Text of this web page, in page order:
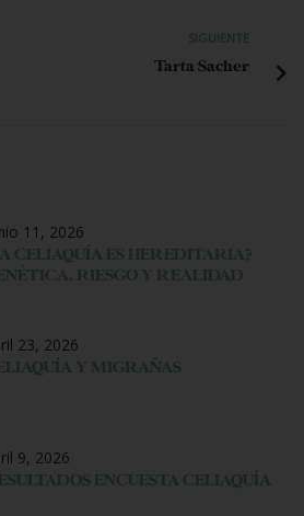
SIGUIENTE
Tarta Sacher
11, 2026
CELIAQUÍA ES HEREDITARIA?
RIESGO Y REALIDAD
23, 2026
Y MIGRAÑAS
9, 2026
ENCUESTA CELIAQUÍA